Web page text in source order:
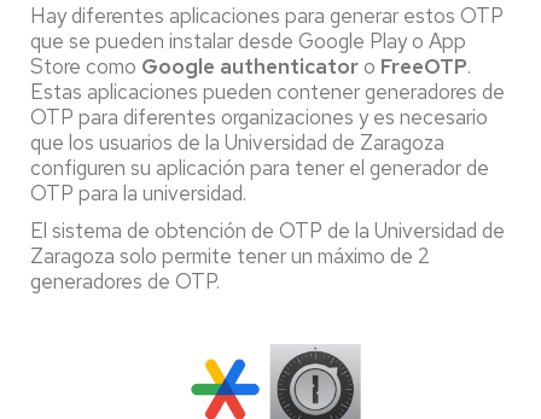
Hay diferentes aplicaciones para generar estos OTP
que se pueden instalar desde Google Play o App
Store como Google authenticatoro FreeOTP.
Estas aplicaciones pueden contener generadores de
OTP para diferentes organizaciones y es necesario
que los usuarios de la Universidad de Zaragoza
configuren su aplicación para tener el generador de
OTP para la universidad.
El sistema de obtención de OTP de la Universidad de
Zaragoza solo permite tener un máximo de 2
generadores de OTP.